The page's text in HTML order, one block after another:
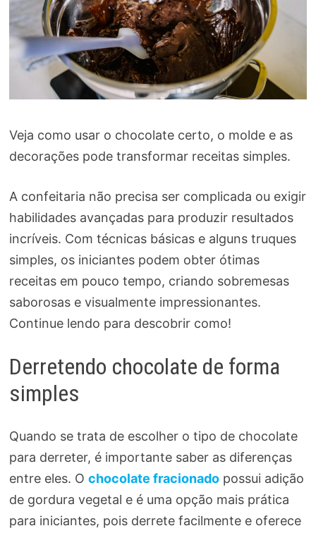
Veja como usar o chocolate certo, o molde e as
decorações pode transformar receitas simples.
A confeitaria não precisa ser complicada ou exigir
habilidades avançadas para produzir resultados
incríveis. Com técnicas básicas e alguns truques
simples, os iniciantes podem obter ótimas
receitas em pouco tempo, criando sobremesas
saborosas e visualmente impressionantes.
Continue lendo para descobrir como!
Derretendo chocolate de forma
simples
Quando se trata de escolher o tipo de chocolate
para derreter, é importante saber as diferenças
entre eles. O chocolate fracionadopossui adição
de gordura vegetal e é uma opção mais prática
para iniciantes, pois derrete facilmente e oferece